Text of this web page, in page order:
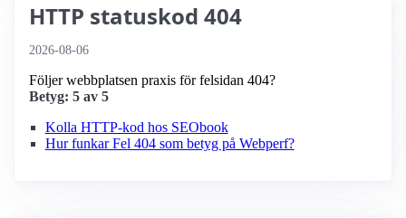
HTTP statuskod 404
2026-08-06
Följer webbplatsen praxis för felsidan 404?
Betyg: 5 av 5
Kolla HTTP-kod hos SEObook
Hur funkar Fel 404 som betyg på Webperf?